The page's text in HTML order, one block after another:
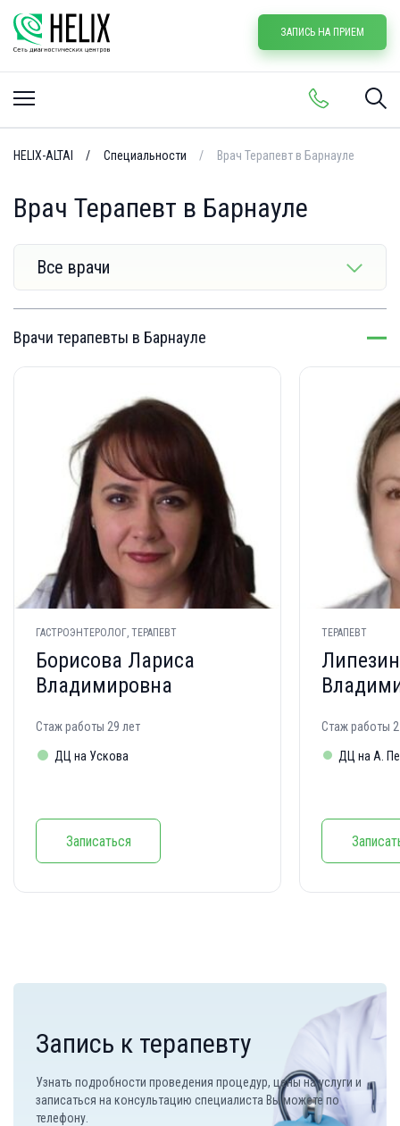
ЗАПИСЬ НА ПРИЕМ
HELIX-ALTAI Специальности Врач Терапевт в Барнауле
Врач Терапевт в Барнауле
Все врачи
Врачи терапевты в Барнауле
ГАСТРОЭНТЕРОЛОГ, ТЕРАПЕВТ
Борисова Лариса
Владимировна
Стаж работы 29 лет
ДЦ на Ускова
Записаться
ТЕРАПЕВТ
Стаж работы
ДЦ на А.
Запись к терапевту
Узнать подробности проведения процедур, цены на услуги и
записаться на консультацию специалиста Вы можете по
телефону.